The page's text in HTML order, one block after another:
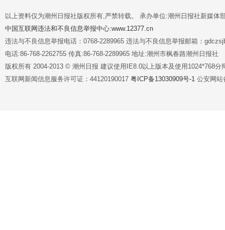
以上资料仅为潮州日报社版权所有,严禁转载。 承办单位:潮州日报社新媒体
中国互联网违法和不良信息举报中心:www.12377.cn
违法与不良信息举报电话：0768-2289965 违法与不良信息举报邮箱：
电话:86-768-2262755 传真:86-768-2289965 地址:潮州市枫春路潮州日报社
版权所有 2004-2013 © 潮州日报 建议使用IE8.0以上版本及使用1024*768分
互联网新闻信息服务许可证：44120190017 粤ICP备13030909号-1 公安网站